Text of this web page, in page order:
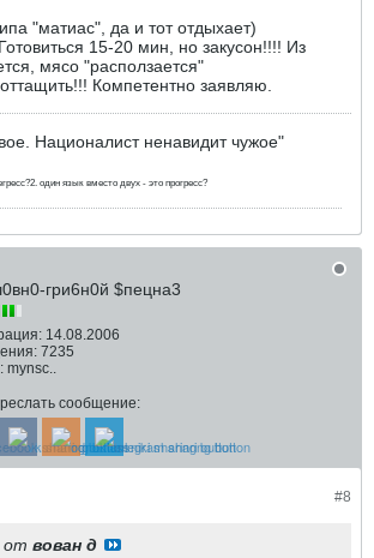
"матиас", да и тот отдыхает)
15-20 мин, но закусон!!!! Из
мясо "расползается"
Компетентно заявляю.
Националист ненавидит чужое"
один язык вместо двух - это прогресс?
гри6н0й $пецна3
14.08.2006
7235
mynsc..
сообщение:
#8
от вован д